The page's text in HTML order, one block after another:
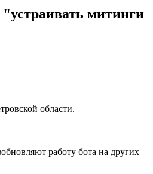
митинги
области.
работу бота на других